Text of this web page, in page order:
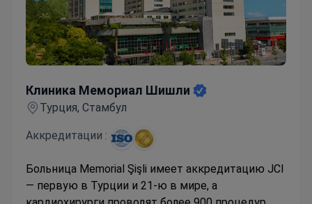
Клиника Мемориал Шишли
Турция, Стамбул
Аккредитации :
Больница Memorial Şişli имеет аккредитацию JCI
— первую в Турции и 21-ю в мире, а